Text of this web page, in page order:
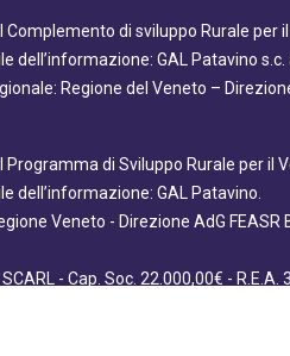
di sviluppo Rurale per
dell’informazione: GAL Patavino s.c. a
Regione del Veneto –
di Sviluppo Rurale per il
dell’informazione: GAL Patavino.
Veneto - Direzione AdG FEASR
- Cap. Soc. 22.000,00€ -